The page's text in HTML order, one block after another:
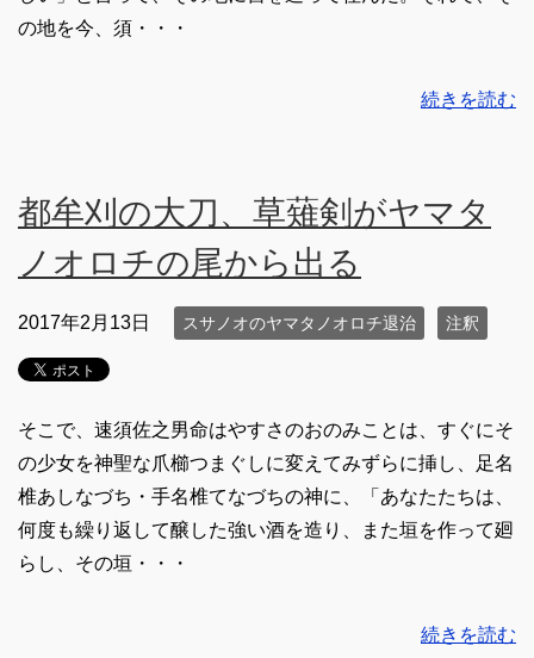
の地を今、須・・・
続きを読む
都牟刈の大刀、草薙剣がヤマタ
ノオロチの尾から出る
2017年2月13日 スサノオのヤマタノオロチ退治 注釈
そこで、速須佐之男命はやすさのおのみことは、すぐにそ
の少女を神聖な爪櫛つまぐしに変えてみずらに挿し、足名
椎あしなづち・手名椎てなづちの神に、「あなたたちは、
何度も繰り返して醸した強い酒を造り、また垣を作って廻
らし、その垣・・・
続きを読む